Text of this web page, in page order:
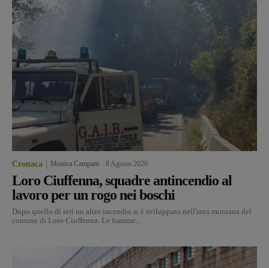
Cronaca Monica Campani 8 Agosto 2026
Loro Ciuffenna, squadre antincendio al
lavoro per un rogo nei boschi
Dopo quello di ieri un altro incendio si è sviluppato nell'area montana del
comune di Loro Ciuffenna. Le fiamme...